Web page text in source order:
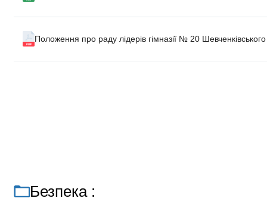
Положення про раду лідерів гімназії № 20
Безпека :